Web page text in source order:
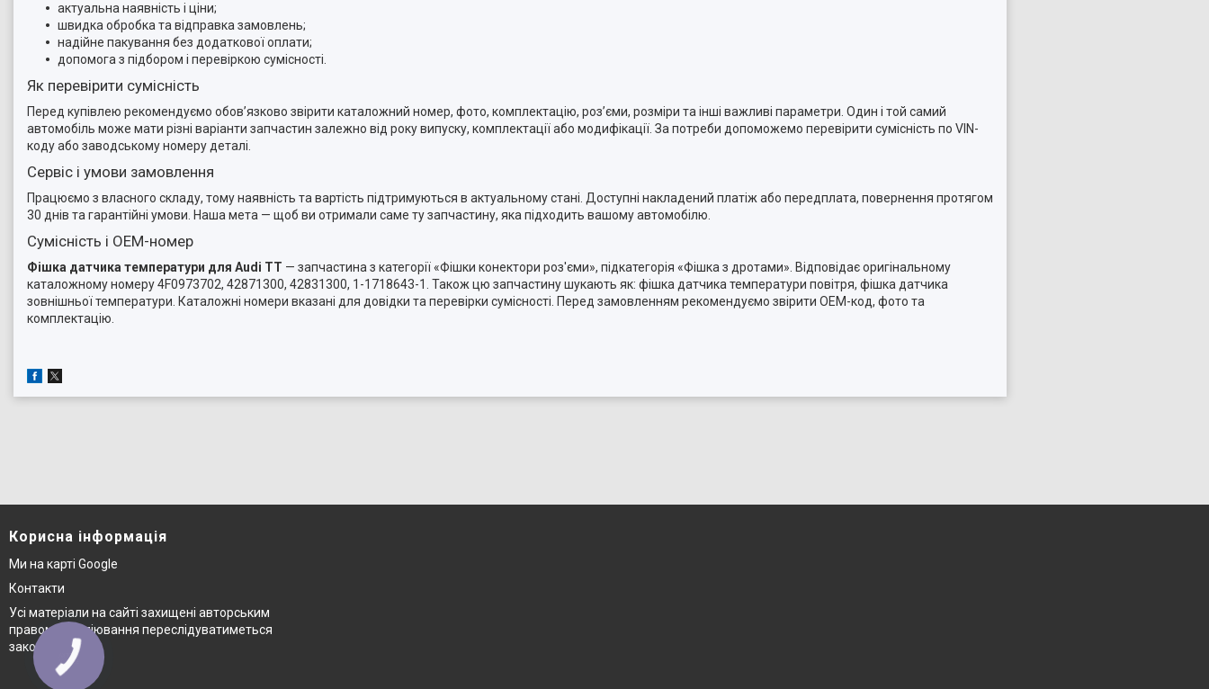
актуальна наявність і ціни;
швидка обробка та відправка замовлень;
надійне пакування без додаткової оплати;
допомога з підбором і перевіркою сумісності.
Як перевірити сумісність
Перед купівлею рекомендуємо обов’язково звірити каталожний номер, фото, комплектацію, роз’єми, розміри та інші важливі параметри. Один і той самий
автомобіль може мати різні варіанти запчастин залежно від року випуску, комплектації або модифікації. За потреби допоможемо перевірити сумісність по VIN-
коду або заводському номеру деталі.
Сервіс і умови замовлення
Працюємо з власного складу, тому наявність та вартість підтримуються в актуальному стані. Доступні накладений платіж або передплата, повернення протягом
30 днів та гарантійні умови. Наша мета — щоб ви отримали саме ту запчастину, яка підходить вашому автомобілю.
Сумісність і OEM-номер
Фішка датчика температури для Audi TT — запчастина з категорії «Фішки конектори роз'єми», підкатегорія «Фішка з дротами». Відповідає оригінальному
каталожному номеру 4F0973702, 42871300, 42831300, 1-1718643-1. Також цю запчастину шукають як: фішка датчика температури повітря, фішка датчика
зовнішньої температури. Каталожні номери вказані для довідки та перевірки сумісності. Перед замовленням рекомендуємо звірити OEM-код, фото та
комплектацію.
Корисна інформація
Ми на карті Google
Контакти
Усі матеріали на сайті захищені авторським
правом © копіювання переслідуватиметься
законом